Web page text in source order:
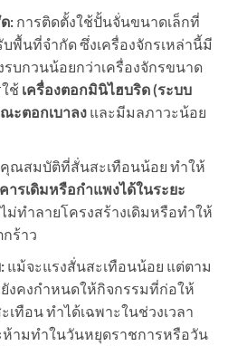
:การติดตั้งใช้ปั้นจั่นขนาดเล็กที่
พื้นที่จำกัด ซึ่งเครื่องจักรเหล่านี้มี
รบกวนน้อยกว่าเครื่องจักรขนาด
ช้ เครื่องตอกมินิไฮบริด (ระบบ
ะตอกเบาลงและมีมลภาวะน้อย
ณสมบัติที่สั่นสะเทือนน้อย ทำให้
ารเดิมหรือกำแพงได้ในระยะ
ม่ทำลายโครงสร้างเดิมหรือทำให้
ร้าว
แม้จะแรงสั่นสะเทือนน้อย แต่ตาม
งคงกำหนดให้กิจกรรมที่ก่อให้
เทือน ทำได้เฉพาะในช่วงเวลา
ห้ามทำในวันหยุดราชการหรือวัน